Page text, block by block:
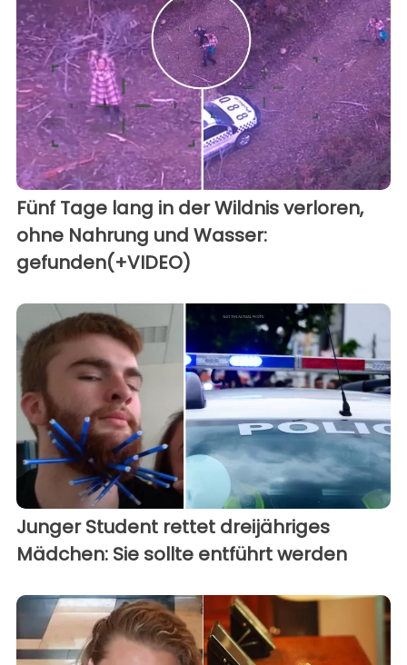
Fünf Tage lang in der Wildnis verloren,
ohne Nahrung und Wasser:
gefunden(+VIDEO)
Junger Student rettet dreijähriges
Mädchen: Sie sollte entführt werden